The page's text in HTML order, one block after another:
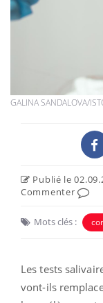
GALINA SANDALOVA/
Publié le
Commenter
Mots clés :
Les tests
vont-ils